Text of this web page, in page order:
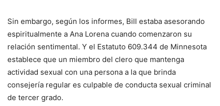
Sin embargo, según los informes, Bill estaba asesorando
espiritualmente a Ana Lorena cuando comenzaron su
relación sentimental. Y el Estatuto 609.344 de Minnesota
establece que un miembro del clero que mantenga
actividad sexual con una persona a la que brinda
consejería regular es culpable de conducta sexual criminal
de tercer grado.